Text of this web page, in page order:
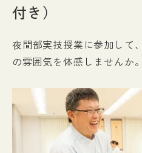
進路・就職
入試情報
イベント
お知らせ
付き）
夜間部実技授業に参加して
の雰囲気を体感しませんか。